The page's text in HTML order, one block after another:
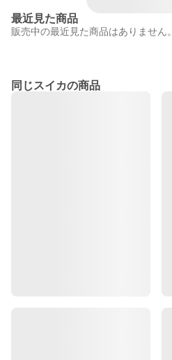
最近見た商品
販売中の最近見た商品はありません。
同じスイカの商品